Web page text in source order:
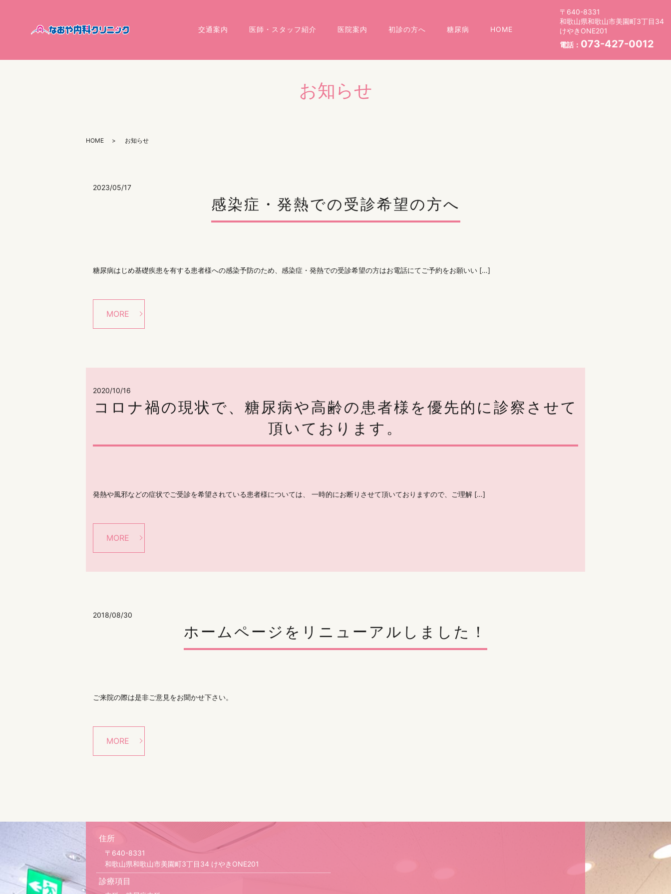
交通案内 医師・スタッフ紹介 医院案内 初診の方へ 糖尿病 HOME
〒640-8331
和歌山県和歌山市美園町3丁目34
けやきONE201
電話： 073-427-0012
お知らせ
HOME お知らせ
2023/05/17
感染症・発熱での受診希望の方へ
糖尿病はじめ基礎疾患を有する患者様への感染予防のため、感染症・発熱での受診希望の方はお電話にてご予約をお願いい […]
MORE
2020/10/16
コロナ禍の現状で、糖尿病や高齢の患者様を優先的に診察させて
頂いております。
発熱や風邪などの症状でご受診を希望されている患者様については、 一時的にお断りさせて頂いておりますので、ご理解 […]
MORE
2018/08/30
ホームページをリニューアルしました！
ご来院の際は是非ご意見をお聞かせ下さい。
MORE
住所
〒640-8331
和歌山県和歌山市美園町3丁目34 けやきONE201
診療項目